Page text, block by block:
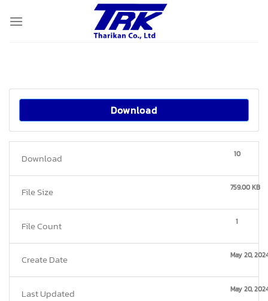
Download
Download 10
File Size 759.00 KB
File Count 1
Create Date May 20,
Last Updated May 20,